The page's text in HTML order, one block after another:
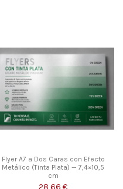
Flyer A7 a Dos Caras con Efecto
Metálico (Tinta Plata) — 7,4×10,5
cm